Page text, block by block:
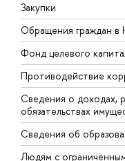
Закупки
Обращения граждан
Фонд целевого
Противодействие
Сведения о доходах,
обязательствах
Сведения об
Людям с